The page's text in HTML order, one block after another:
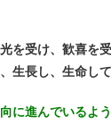
を受け、歓喜を
生長し、生命して
に進んでいるよう